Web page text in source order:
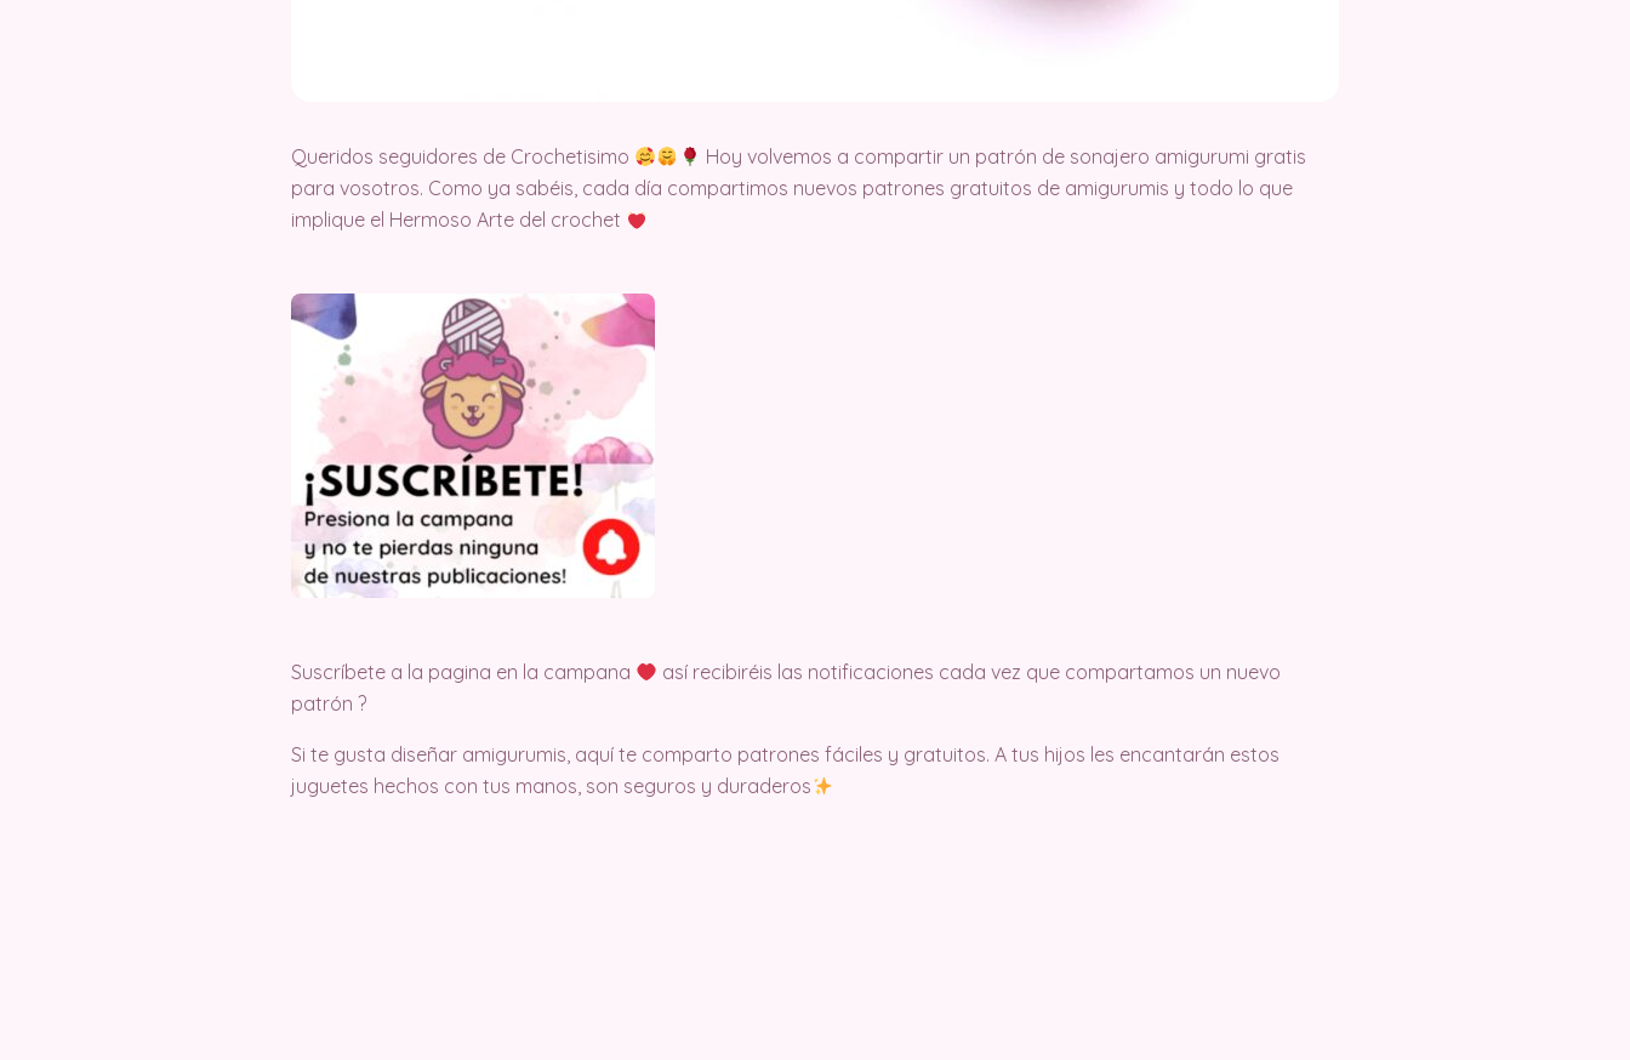
Queridos seguidores de Crochetisimo
Hoy volvemos a compartir un patrón de sonajero amigurumi gratis
para vosotros. Como ya sabéis, cada día compartimos nuevos patrones gratuitos de amigurumis y todo lo que
implique el Hermoso Arte del crochet
Suscríbete a la pagina en la campana
así recibiréis las notificaciones cada vez que compartamos un nuevo
patrón ?
Si te gusta diseñar amigurumis, aquí te comparto patrones fáciles y gratuitos. A tus hijos les encantarán estos
juguetes hechos con tus manos, son seguros y duraderos